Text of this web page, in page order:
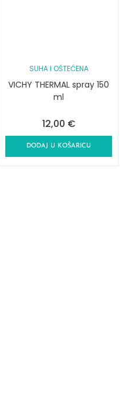
SUHA I OŠTEĆENA
VICHY THERMAL spray 150
ml
12,00 €
DODAJ U KOŠARICU